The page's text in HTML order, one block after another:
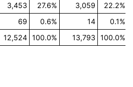
3,453 27.6% 3,059
22.2%
69 0.6% 14
0.1%
12,524 100.0% 13,793
100.0%